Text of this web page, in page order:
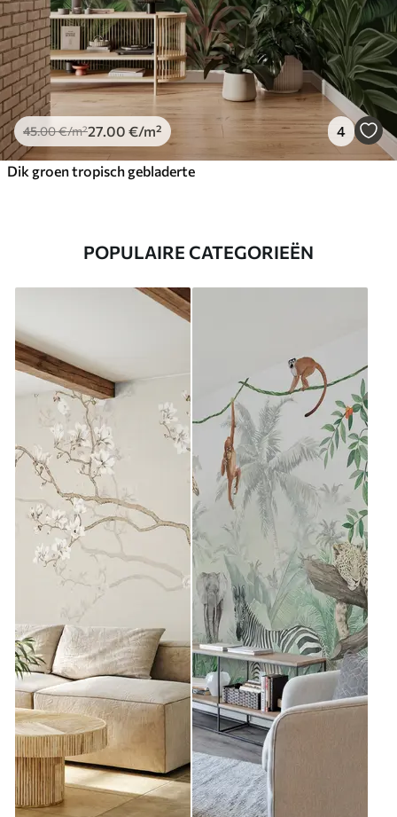
45.00€/m²27 .00 €/m² 4
Dik groen tropisch gebladerte
POPULAIRE CATEGORIEËN